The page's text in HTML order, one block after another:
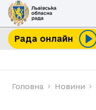
Рада онлайн
Головна Новини